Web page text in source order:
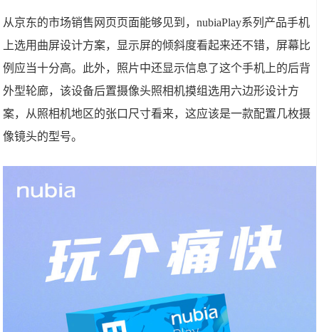
从京东的市场销售网页页面能够见到，nubiaPlay系列产品手机
上选用曲屏设计方案，显示屏的倾斜度看起来还不错，屏幕比
例应当十分高。此外，照片中还显示信息了这个手机上的后背
外型轮廊，该设备后置摄像头照相机摸组选用六边形设计方
案，从照相机地区的张口尺寸看来，这应该是一款配置几枚摄
像镜头的型号。